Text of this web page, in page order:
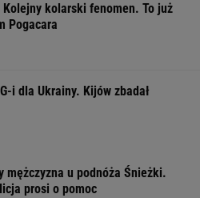
Kolejny kolarski fenomen. To już
Pogacara
i dla Ukrainy. Kijów zbadał
mężczyzna u podnóża Śnieżki.
prosi o pomoc